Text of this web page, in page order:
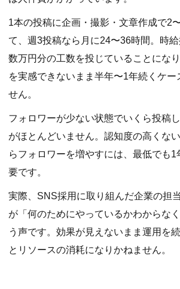
1本の投稿に企画・撮影・文章作成で2
て、週3投稿なら月に24〜36時間。時
数万円分の工数を投じていることにな
を実感できないまま半年〜1年続くケー
せん。
フォロワーが少ない状態でいくら投稿
がほとんどいません。認知度の高くな
らフォロワーを増やすには、最低でも
要です。
実際、SNS採用に取り組んだ企業の担
が「何のためにやっているかわからな
う声です。効果が見えないまま運用を
とリソースの消耗になりかねません。